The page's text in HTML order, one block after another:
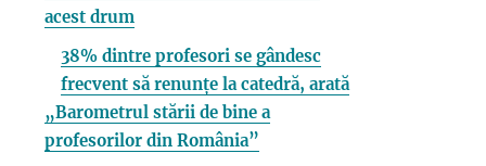
acest drum
38% dintre profesori se gândesc
frecvent să renunțe la catedră, arată
„Barometrul stării de bine a
profesorilor din România”